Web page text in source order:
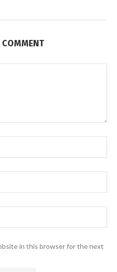
COMMENT
in this browser for the next